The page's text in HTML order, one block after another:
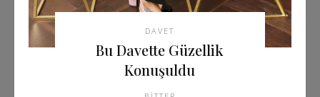
DAVET
Bu Davette Güzellik
Konuşuldu